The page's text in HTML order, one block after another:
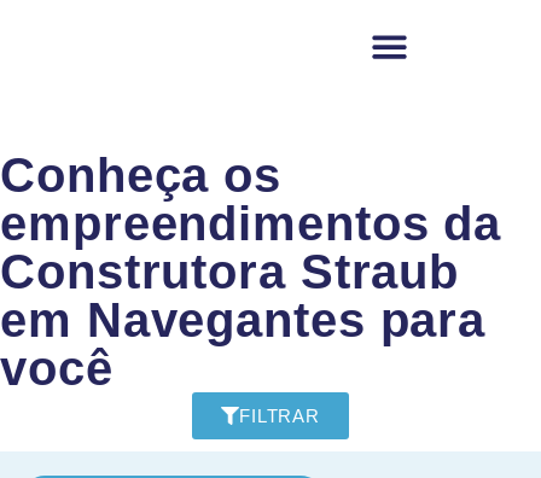
Conheça os
empreendimentos da
Construtora Straub
em Navegantes para
você
FILTRAR